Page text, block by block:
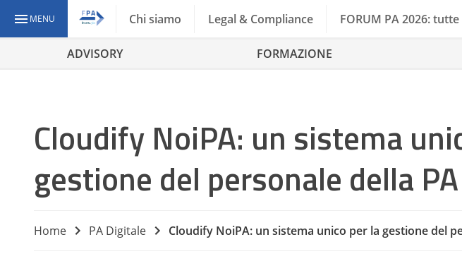
MENU Chi siamo Legal & Compliance FORUM PA 2026:
ADVISORY FORMAZIONE
Cloudify NoiPA: un sistema
gestione del personale della PA
Home PA Digitale Cloudify NoiPA: un sistema unico per la gestione del